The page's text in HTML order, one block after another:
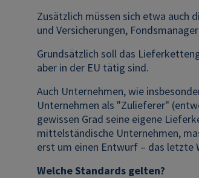
Zusätzlich müssen sich etwa auch
und Versicherungen,
Grundsätzlich soll das
aber in der EU tätig sind.
Auch Unternehmen, wie
Unternehmen als "Zulieferer"
gewissen Grad seine eigene
mittelständische Unternehmen,
erst um einen Entwurf – das letzte
Welche Standards gelten?